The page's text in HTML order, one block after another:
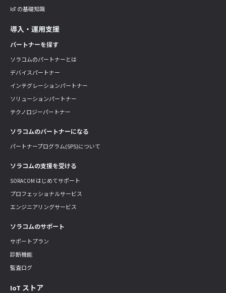
IoT の基礎知識
導入・運用支援
パートナーを探す
ソラコムのパートナーとは
デバイスパートナー
インテグレーションパートナー
ソリューションパートナー
テクノロジーパートナー
ソラコムのパートナーになる
パートナープログラム(SPS)について
ソラコムの支援を受ける
SORACOM はじめてサポート
プロフェッショナルサービス
エンジニアリングサービス
ソラコムのサポート
サポートプラン
診断機能
監査ログ
IoT ストア